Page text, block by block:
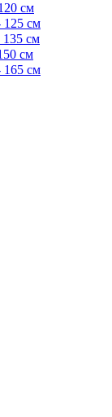
см
125 см
135 см
см
165 см